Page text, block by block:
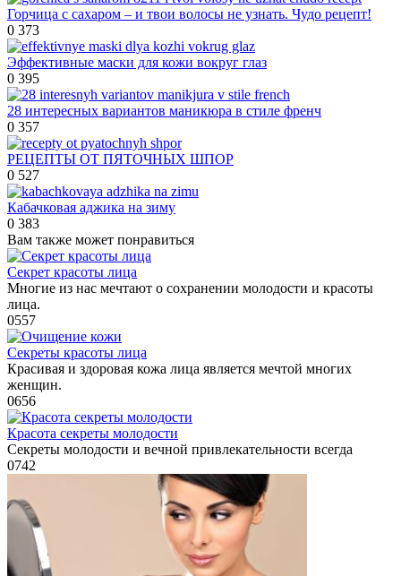
Горчица с сахаром – и твои волосы не узнать. Чудо рецепт!
0 373
Эффективные маски для кожи вокруг глаз
0 395
28 интересных вариантов маникюра в стиле френч
0 357
РЕЦЕПТЫ ОТ ПЯТОЧНЫХ ШПОР
0 527
Кабачковая аджика на зиму
0 383
Вам также может понравиться
Секрет красоты лица
Многие из нас мечтают о сохранении молодости и красоты
лица.
0557
Секреты красоты лица
Красивая и здоровая кожа лица является мечтой многих
женщин.
0656
Красота секреты молодости
Секреты молодости и вечной привлекательности всегда
0742